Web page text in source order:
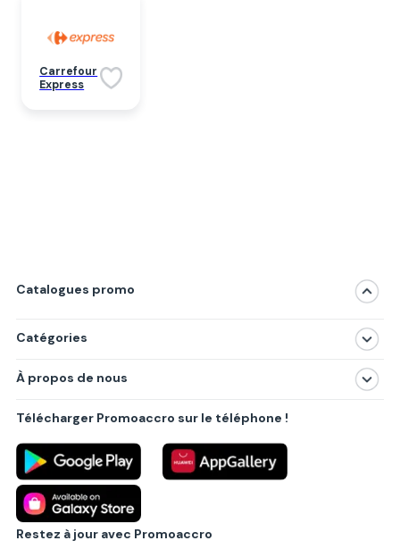
Carrefour
Express
Catalogues promo
Catégories
Produits
Villes principales
À propos de nous
Politique de confidentialité
Règlements
Partenariat B2B
Blog
Contact
Télécharger Promoaccro sur le téléphone !
Restez à jour avec Promoaccro